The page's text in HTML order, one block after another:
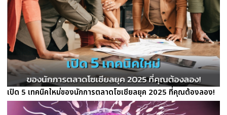
เปิด 5 เทคนิคใหม่ของนักการตลาดโซเชียลยุค 2025 ที่คุณต้องลอง!